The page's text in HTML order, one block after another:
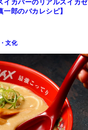
イカバーのリアルスイカゼ
郎のバカレシピ】
文化